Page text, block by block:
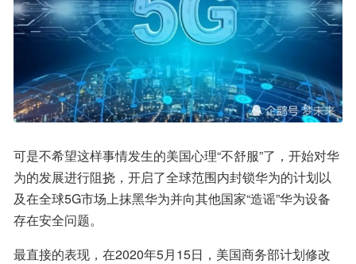
可是不希望这样事情发生的美国心理“不舒服”了，开始对华
为的发展进行阻挠，开启了全球范围内封锁华为的计划以
及在全球5G市场上抹黑华为并向其他国家“造谣”华为设备
存在安全问题。
最直接的表现，在2020年5月15日，美国商务部计划修改